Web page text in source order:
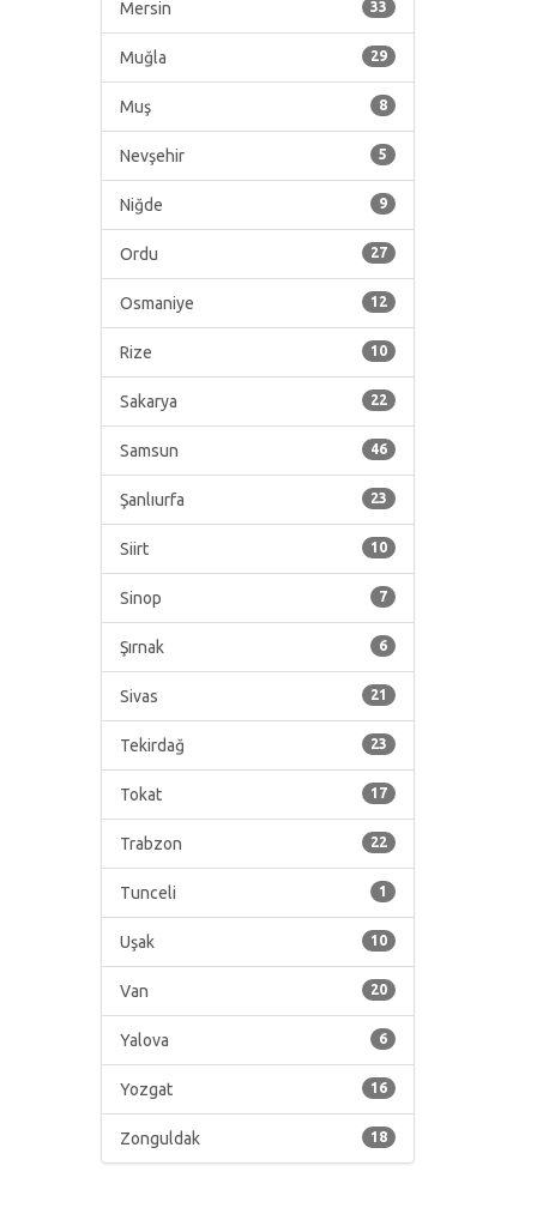
33
Mersin
29
Muğla
8
Muş
5
Nevşehir
9
Niğde
27
Ordu
12
Osmaniye
10
Rize
22
Sakarya
46
Samsun
23
Şanlıurfa
10
Siirt
7
Sinop
6
Şırnak
21
Sivas
23
Tekirdağ
17
Tokat
22
Trabzon
1
Tunceli
10
Uşak
20
Van
6
Yalova
16
Yozgat
18
Zonguldak